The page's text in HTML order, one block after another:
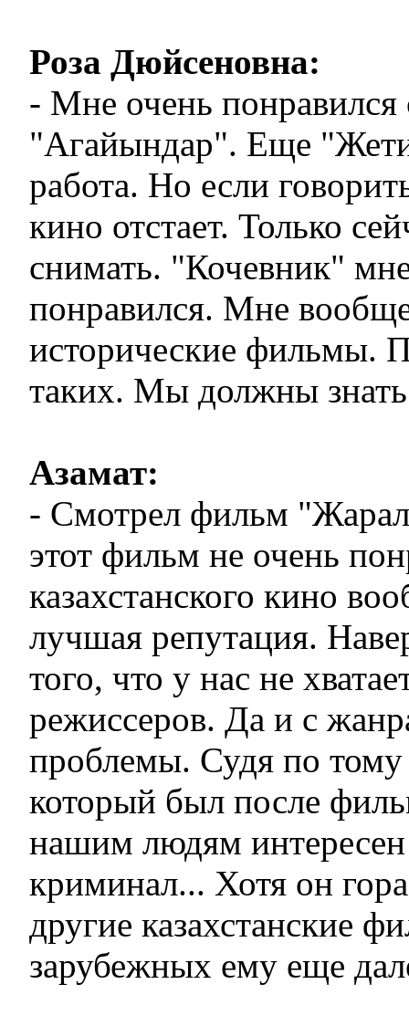
Роза Дюйсеновна:
- Мне очень понравился
"Агайындар". Еще
работа. Но если
кино отстает. Только
снимать. "Кочевник"
понравился. Мне
исторические фильмы.
таких. Мы должны знать
Азамат:
- Смотрел фильм
этот фильм не очень
казахстанского кино
лучшая репутация.
того, что у нас не
режиссеров. Да и с
проблемы. Судя по
который был после
нашим людям интересен
криминал... Хотя он
другие казахстанские
зарубежных ему еще